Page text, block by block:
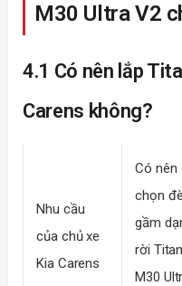
M30 Ultra V2
4.1 Có nên lắp
Carens không?
Nhu cầu
của chủ xe
Kia Carens
Có nên
chọn
gầm
rời Titan
M30